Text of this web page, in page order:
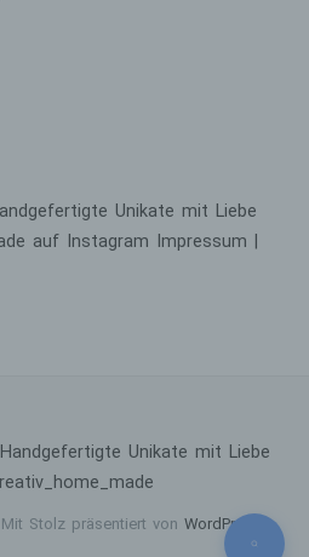
Unikate mit Liebe
auf Instagram
Impressum
Unikate mit Liebe
Stolz präsentiert von WordPress
wird eine
genetischen, psychischen,
kulturellen oder sozialen
Person sind,
kann.
jeder mit oder ohne Hilfe